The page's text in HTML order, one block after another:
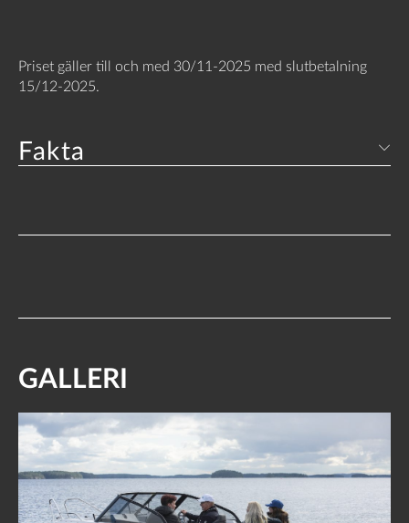
Priset gäller till och med 30/11-2025 med slutbetalning
15/12-2025.
Fakta
GALLERI